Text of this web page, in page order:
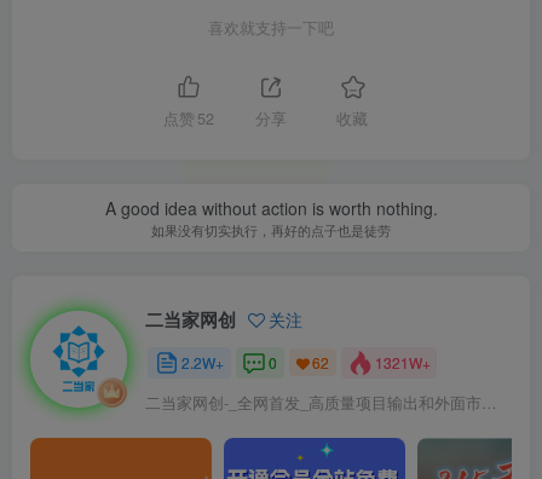
喜欢就支持一下吧
点赞 52 分享 收藏
A good idea without action is worth nothing.
如果没有切实执行，再好的点子也是徒劳
二当家网创 关注
2.2W+ 0 62 1321W+